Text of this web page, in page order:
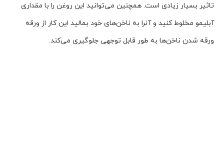
تاثیر بسیار زیادی است. همچنین می‌توانید این روغن را با مقداری
آبلیمو مخلوط کنید و آنرا به ناخن‌های خود بمالید این کار از ورقه
ورقه شدن ناخن‌ها به طور قابل توجهی جلوگیری می‌کند.